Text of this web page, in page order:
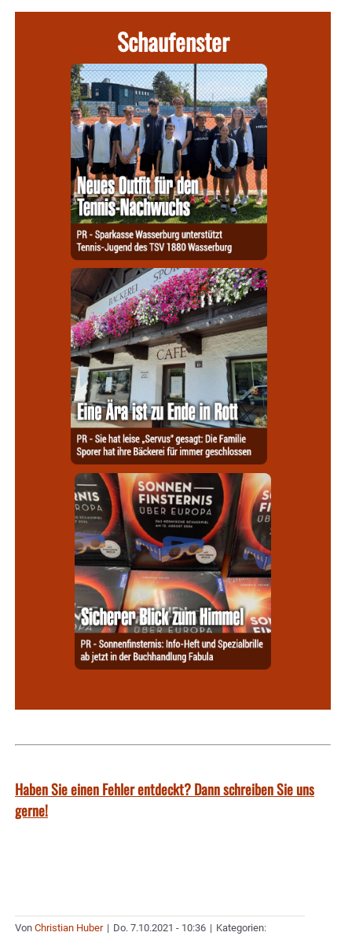
Schaufenster
Haben Sie einen Fehler entdeckt? Dann schreiben Sie uns
gerne!
Von Christian Huber | Do. 7.10.2021 - 10:36 | Kategorien: